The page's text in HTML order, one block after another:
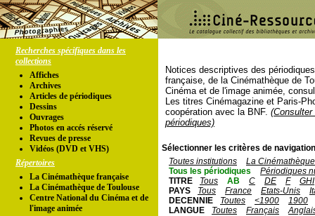
Recherches spécifiques dans les
collections
Affiches
Archives
Articles de périodiques
Dessins
Ouvrages
Photos en accés réservé
Revues de presse
Vidéos (DVD et VHS)
Répertoires
La Cinémathèque française
La Cinémathèque de Toulouse
Centre National du Cinéma et de
l'image animée
Notices descriptives des
française, de la Cinémathèque de
Cinéma et de l'image animée,
Les titres Cinémagazine et Paris-
coopération avec la BNF.
périodiques)
Sélectionner les critères de
Toutes institutions
La
Tous les périodiques
Périodiques
TITRE
Tous AB C DE F
GHI
PAYS
Tous France Etats-Unis
DECENNIE
Toutes <1900
1900
LANGUE
Toutes Français